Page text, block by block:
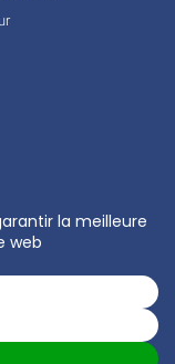
– 3 RUE DES